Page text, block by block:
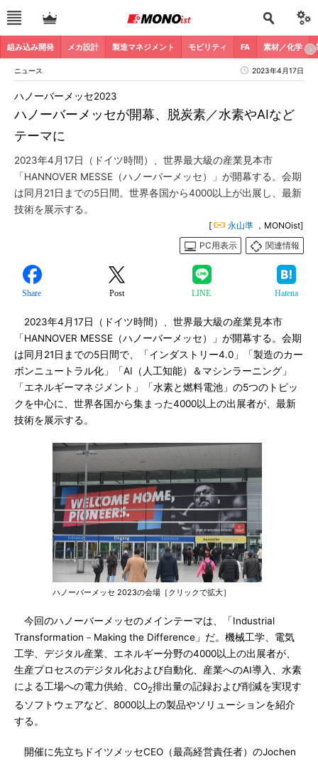
組み込み開発 メカ設計 製造マネジメント モビリティ FA 素材／化学
ニュース 2023年4月17日
ハノーバーメッセが開幕、脱炭素／水素やAIなど
テーマに
ハノーバーメッセ2023
2023年4月17日（ドイツ時間）、世界最大級の産業見本市
「HANNOVER MESSE（ハノーバーメッセ）」が開幕する。会期
は同月21日までの5日間。世界各国から4000以上が出展し、最新
技術を展示する。
[ 永山準 ，MONOist]
PC用表示
関連情報
Share Post LINE Hatena
2023年4月17日（ドイツ時間）、世界最大級の産業見本市
「HANNOVER MESSE（ハノーバーメッセ）」が開幕する。会期
は同月21日までの5日間で、「インダストリー4.0」「製造のカー
ボンニュートラル化」「AI（人工知能）＆マシンラーニング」
「エネルギーマネジメント」「水素と燃料電池」の5つのトピッ
クを中心に、世界各国から集まった4000以上の出展者が、最新
技術を展示する。
ハノーバーメッセ 2023の会場［クリックで拡大］
今回のハノーバーメッセのメインテーマは、「Industrial
Transformation－Making the Difference」だ。機械工学、電気
工学、デジタル産業、エネルギー分野の4000以上の出展者が、
生産プロセスのデジタル化および自動化、産業へのAI導入、水素
による工場への電力供給、CO2排出量の記録および削減を実現す
るソフトウェアなど、8000以上の製品やソリューションを紹介
する。
開催に先立ちドイツメッセCEO（最高経営責任者）のJochen